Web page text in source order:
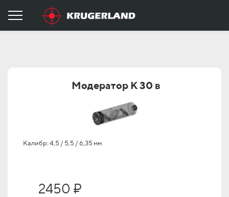
Модератор К 30 в
Калибр: 4,5 / 5,5 / 6,35 мм
2450 ₽